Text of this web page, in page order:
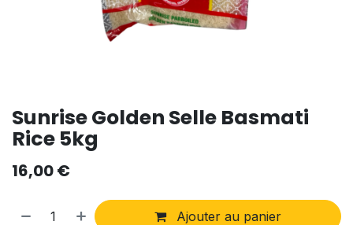
Sunrise Golden Selle Basmati
Rice 5kg
16,00€
Ajouter au panier